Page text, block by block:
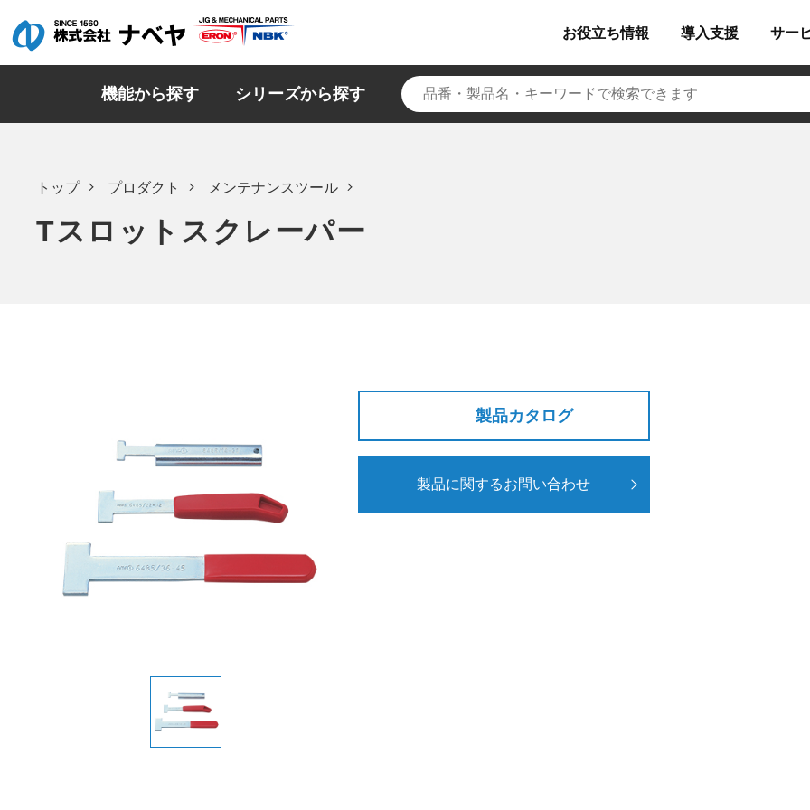
お役立ち情報 導入支援 サー
機能から探す シリーズから探す
トップ プロダクト メンテナンスツール
Tスロットスクレーパー
製品カタログ
製品に関するお問い合わせ